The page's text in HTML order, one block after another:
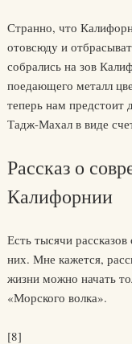
Странно, что
отовсюду и
собрались на зов
поедающего металл
теперь нам предстоит
Тадж-Махал в виде
Рассказ о
Калифорнии
Есть тысячи
них. Мне кажется,
жизни можно начать
«Морского волка».
[8]